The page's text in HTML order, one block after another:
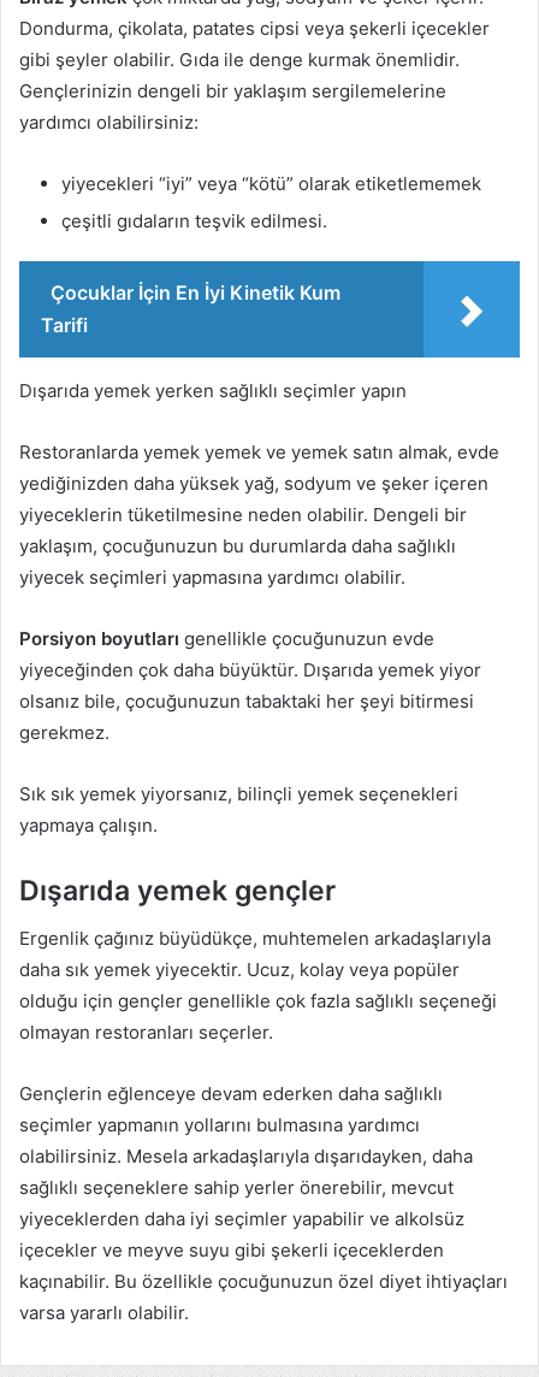
Dondurma, çikolata, patates cipsi veya şekerli içecekler
gibi şeyler olabilir. Gıda ile denge kurmak önemlidir.
Gençlerinizin dengeli bir yaklaşım sergilemelerine
yardımcı olabilirsiniz:
yiyecekleri “iyi” veya “kötü” olarak etiketlememek
çeşitli gıdaların teşvik edilmesi.
Çocuklar İçin En İyi Kinetik Kum
Tarifi
Dışarıda yemek yerken sağlıklı seçimler yapın
Restoranlarda yemek yemek ve yemek satın almak, evde
yediğinizden daha yüksek yağ, sodyum ve şeker içeren
yiyeceklerin tüketilmesine neden olabilir. Dengeli bir
yaklaşım, çocuğunuzun bu durumlarda daha sağlıklı
yiyecek seçimleri yapmasına yardımcı olabilir.
Porsiyon boyutları genellikle çocuğunuzun evde
yiyeceğinden çok daha büyüktür. Dışarıda yemek yiyor
olsanız bile, çocuğunuzun tabaktaki her şeyi bitirmesi
gerekmez.
Sık sık yemek yiyorsanız, bilinçli yemek seçenekleri
yapmaya çalışın.
Dışarıda yemek gençler
Ergenlik çağınız büyüdükçe, muhtemelen arkadaşlarıyla
daha sık yemek yiyecektir. Ucuz, kolay veya popüler
olduğu için gençler genellikle çok fazla sağlıklı seçeneği
olmayan restoranları seçerler.
Gençlerin eğlenceye devam ederken daha sağlıklı
seçimler yapmanın yollarını bulmasına yardımcı
olabilirsiniz. Mesela arkadaşlarıyla dışarıdayken, daha
sağlıklı seçeneklere sahip yerler önerebilir, mevcut
yiyeceklerden daha iyi seçimler yapabilir ve alkolsüz
içecekler ve meyve suyu gibi şekerli içeceklerden
kaçınabilir. Bu özellikle çocuğunuzun özel diyet ihtiyaçları
varsa yararlı olabilir.